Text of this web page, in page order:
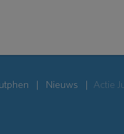
Nieuws